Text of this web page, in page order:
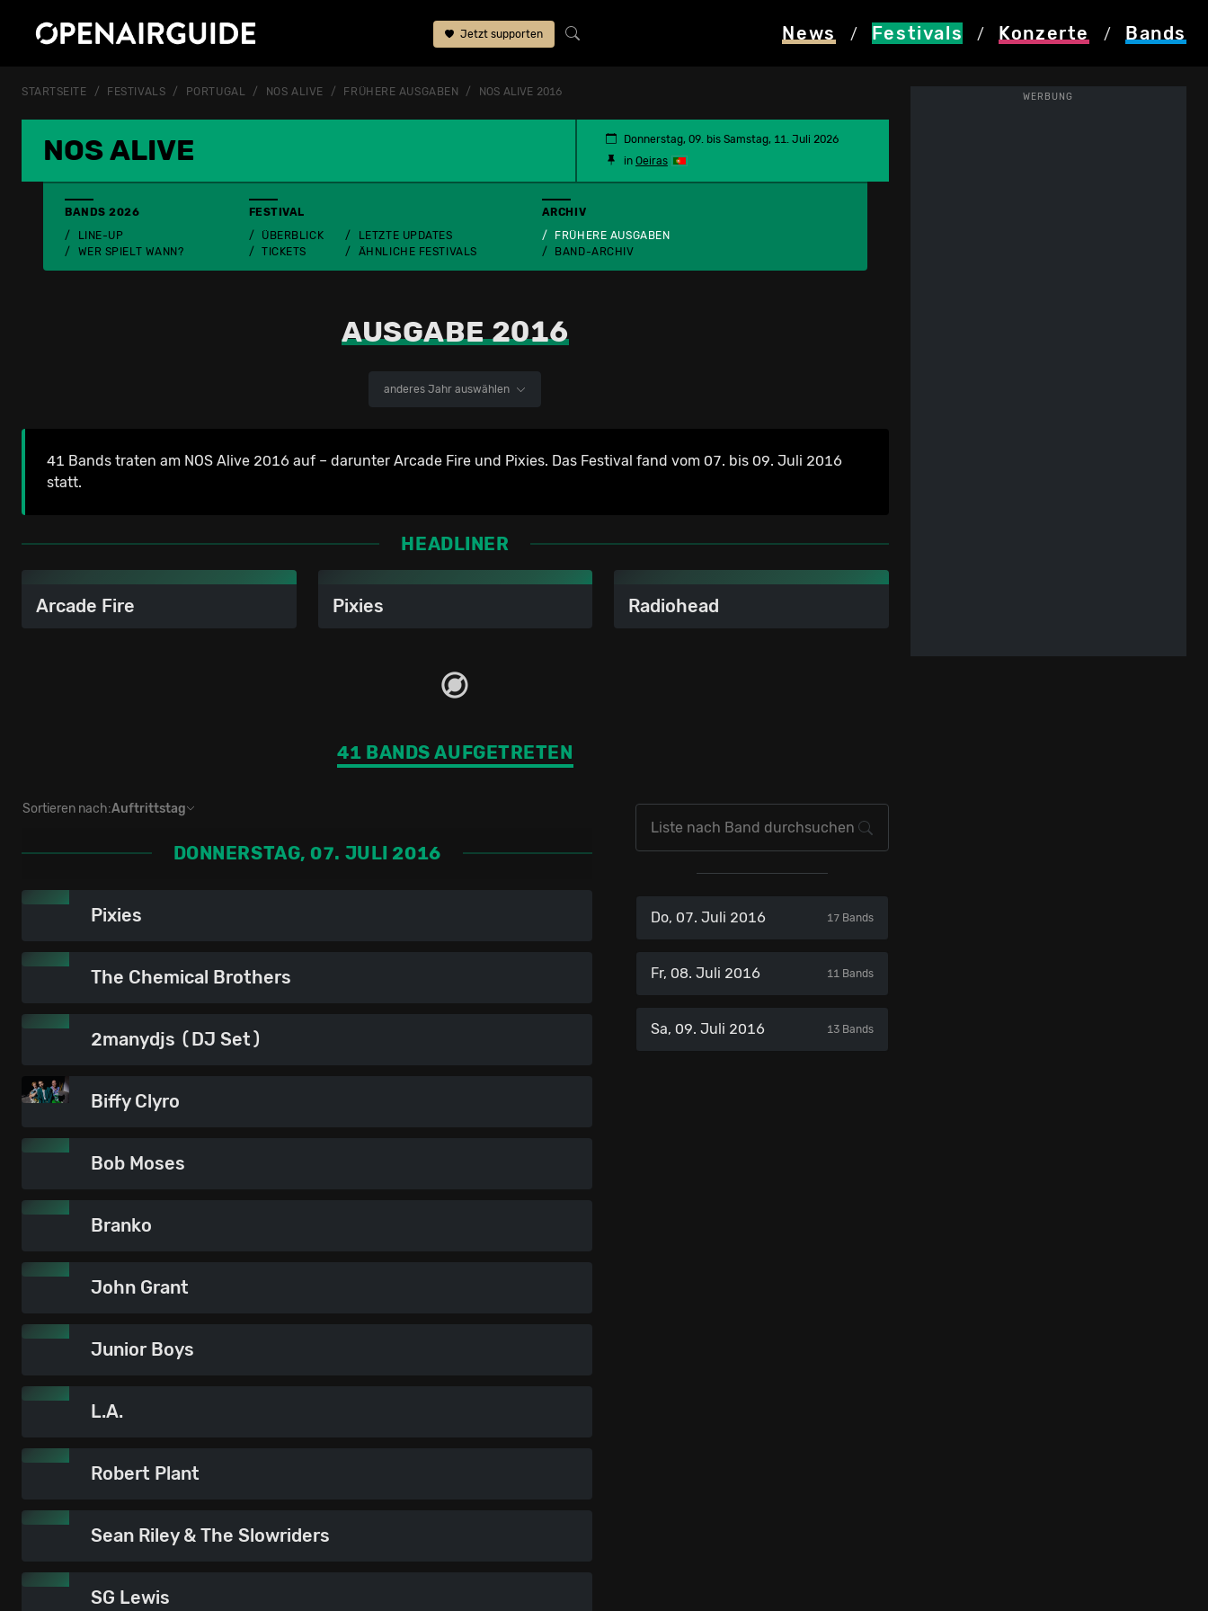
Jetzt supporten News / Festivals / Konzerte / Bands
WERBUNG
STARTSEITE FESTIVALS PORTUGAL NOS ALIVE FRÜHERE AUSGABEN NOS ALIVE 2016
NOS ALIVE
Donnerstag, 09. bis Samstag, 11. Juli 2026
in Oeiras
BANDS 2026
LINE-UP
WER SPIELT WANN?
FESTIVAL
ÜBERBLICK
TICKETS
LETZTE UPDATES
ÄHNLICHE FESTIVALS
ARCHIV
FRÜHERE AUSGABEN
BAND-ARCHIV
AUSGABE 2016
anderes Jahr auswählen
41 Bands traten am NOS Alive 2016 auf – darunter Arcade Fire und Pixies. Das Festival fand vom 07. bis 09. Juli 2016
statt.
HEADLINER
Arcade Fire Pixies Radiohead
41 BANDS AUFGETRETEN
Sortieren nach:Auftrittstag
DONNERSTAG, 07. JULI 2016
Pixies
The Chemical Brothers
2manydjs (DJ Set)
Biffy Clyro
Bob Moses
Branko
John Grant
Junior Boys
L.A.
Robert Plant
Sean Riley & The Slowriders
SG Lewis
Do, 07. Juli 2016 17 Bands
Fr, 08. Juli 2016 11 Bands
Sa, 09. Juli 2016 13 Bands